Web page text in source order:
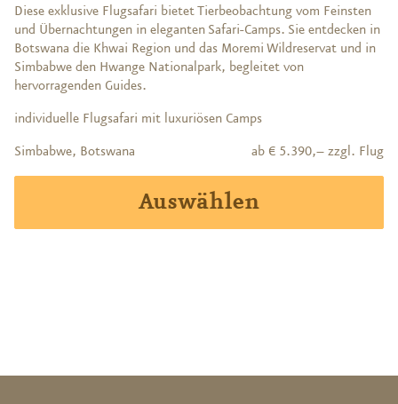
Diese exklusive Flugsafari bietet Tierbeobachtung vom Feinsten
und Übernachtungen in eleganten Safari-Camps. Sie entdecken in
Botswana die Khwai Region und das Moremi Wildreservat und in
Simbabwe den Hwange Nationalpark, begleitet von
hervorragenden Guides.
individuelle Flugsafari mit luxuriösen Camps
Simbabwe, Botswana ab € 5.390,– zzgl. Flug
Auswählen